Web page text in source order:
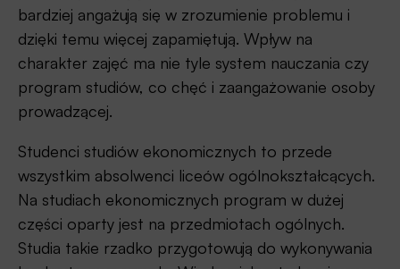
bardziej angażują się w zrozumienie problemu i
dzięki temu więcej zapamiętują. Wpływ na
charakter zajęć ma nie tyle system nauczania czy
program studiów, co chęć i zaangażowanie osoby
prowadzącej.
Studenci studiów ekonomicznych to przede
wszystkim absolwenci liceów ogólnokształcących.
Na studiach ekonomicznych program w dużej
części oparty jest na przedmiotach ogólnych.
Studia takie rzadko przygotowują do wykonywania